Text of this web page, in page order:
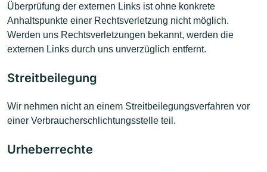
Überprüfung der externen Links ist ohne konkrete
Anhaltspunkte einer Rechtsverletzung nicht möglich.
Werden uns Rechtsverletzungen bekannt, werden die
externen Links durch uns unverzüglich entfernt.
Streitbeilegung
Wir nehmen nicht an einem Streitbeilegungsverfahren vor
einer Verbraucherschlichtungsstelle teil.
Urheberrechte